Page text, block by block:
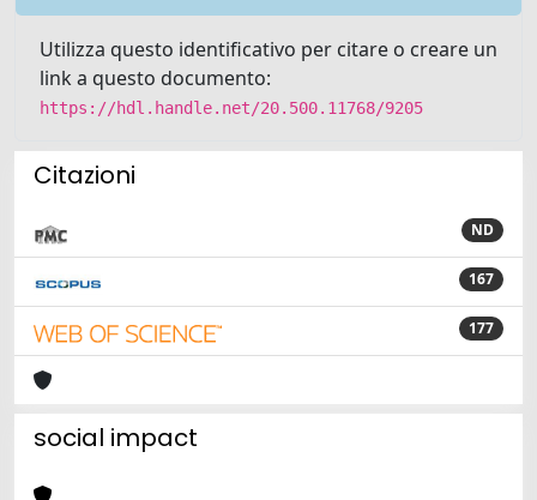
Utilizza questo identificativo per citare o creare un
link a questo documento:
https://hdl.handle.net/20.500.11768/9205
Citazioni
ND
167
177
social impact